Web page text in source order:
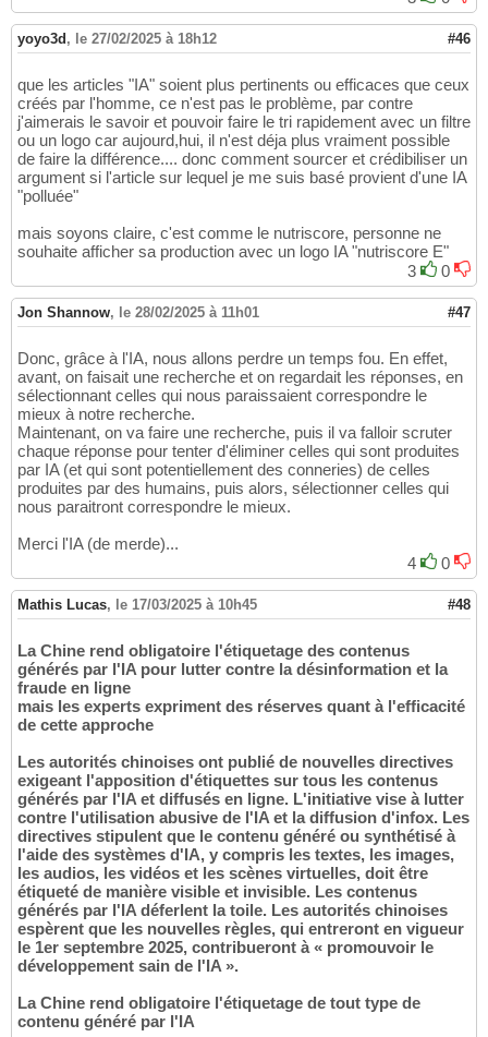
yoyo3d, le 27/02/2025 à 18h12 #46
que les articles "IA" soient plus pertinents ou efficaces que ceux
créés par l'homme, ce n'est pas le problème, par contre
j'aimerais le savoir et pouvoir faire le tri rapidement avec un filtre
ou un logo car aujourd,hui, il n'est déja plus vraiment possible
de faire la différence.... donc comment sourcer et crédibiliser un
argument si l'article sur lequel je me suis basé provient d'une IA
"polluée"
mais soyons claire, c'est comme le nutriscore, personne ne
souhaite afficher sa production avec un logo IA "nutriscore E"
3
0
Jon Shannow, le 28/02/2025 à 11h01 #47
Donc, grâce à l'IA, nous allons perdre un temps fou. En effet,
avant, on faisait une recherche et on regardait les réponses, en
sélectionnant celles qui nous paraissaient correspondre le
mieux à notre recherche.
Maintenant, on va faire une recherche, puis il va falloir scruter
chaque réponse pour tenter d'éliminer celles qui sont produites
par IA (et qui sont potentiellement des conneries) de celles
produites par des humains, puis alors, sélectionner celles qui
nous paraitront correspondre le mieux.
Merci l'IA (de merde)...
4
0
Mathis Lucas, le 17/03/2025 à 10h45 #48
La Chine rend obligatoire l'étiquetage des contenus
générés par l'IA pour lutter contre la désinformation et la
fraude en ligne
mais les experts expriment des réserves quant à l'efficacité
de cette approche
Les autorités chinoises ont publié de nouvelles directives
exigeant l'apposition d'étiquettes sur tous les contenus
générés par l'IA et diffusés en ligne. L'initiative vise à lutter
contre l'utilisation abusive de l'IA et la diffusion d'infox. Les
directives stipulent que le contenu généré ou synthétisé à
l'aide des systèmes d'IA, y compris les textes, les images,
les audios, les vidéos et les scènes virtuelles, doit être
étiqueté de manière visible et invisible. Les contenus
générés par l'IA déferlent la toile. Les autorités chinoises
espèrent que les nouvelles règles, qui entreront en vigueur
le 1er septembre 2025, contribueront à « promouvoir le
développement sain de l'IA ».
La Chine rend obligatoire l'étiquetage de tout type de
contenu généré par l'IA